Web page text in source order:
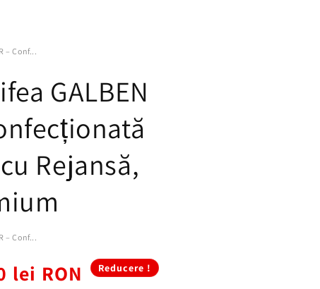
– Conf...
GALBEN
Rejansă,
– Conf...
lei RON Reducere !